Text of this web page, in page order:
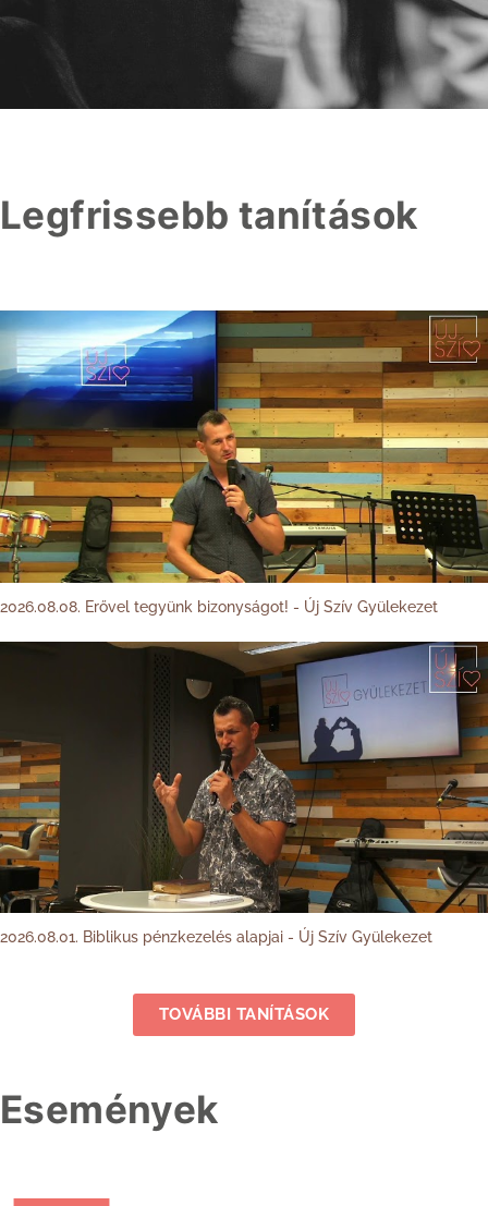
Legfrissebb tanítások
2026.08.08. Erővel tegyünk bizonyságot! - Új Szív Gyülekezet
2026.08.01. Biblikus pénzkezelés alapjai - Új Szív Gyülekezet
TOVÁBBI TANÍTÁSOK
Események